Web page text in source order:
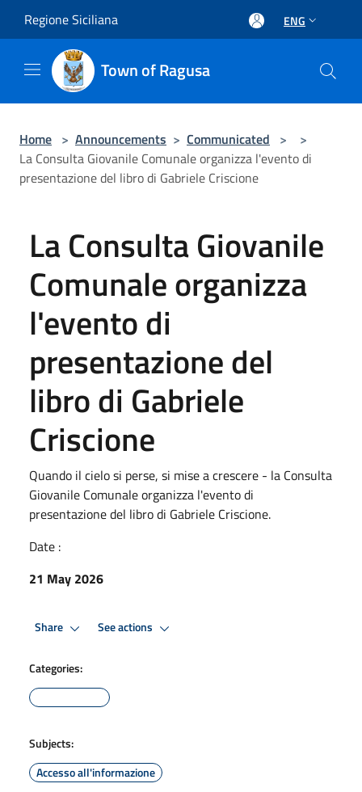
Regione Siciliana ENG
Town of Ragusa
Home > Announcements > Communicated >
>
La Consulta Giovanile Comunale organizza l'evento di
presentazione del libro di Gabriele Criscione
La Consulta Giovanile
Comunale organizza
l'evento di
presentazione del
libro di Gabriele
Criscione
Quando il cielo si perse, si mise a crescere - la Consulta
Giovanile Comunale organizza l'evento di
presentazione del libro di Gabriele Criscione.
Date :
21 May 2026
Share See actions
Categories:
Subjects:
Accesso all'informazione